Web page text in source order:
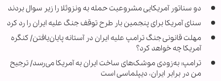
دو سناتور آمریکایی مشروعیت حمله به ونزوئلا را زیر سوال بردند
سنای آمریکا برای پنجمین بار طرح توقف جنگ علیه ایران را رد کرد
مهلت قانونی جنگ ترامپ علیه ایران در آستانه پایان‌یافتن/ کنگره
آمریکا چه خواهد کرد؟
ترامپ: به‌زودی موشک‌های ساخت ایران به آمریکا می‌رسد/ ترجیح
من در برابر ایران، دیپلماسی است